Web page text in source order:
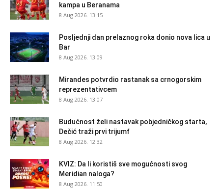
kampa u Beranama
8 Aug 2026. 13:15
Posljednji dan prelaznog roka donio nova lica u
Bar
8 Aug 2026. 13:09
Mirandes potvrdio rastanak sa crnogorskim
reprezentativcem
8 Aug 2026. 13:07
Budućnost želi nastavak pobjedničkog starta,
Dečić traži prvi trijumf
8 Aug 2026. 12:32
KVIZ: Da li koristiš sve mogućnosti svog
Meridian naloga?
8 Aug 2026. 11:50